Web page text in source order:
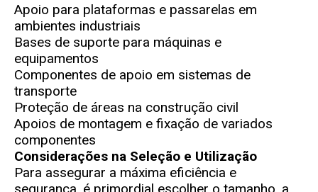
Apoio para plataformas e passarelas em
ambientes industriais
Bases de suporte para máquinas e
equipamentos
Componentes de apoio em sistemas de
transporte
Proteção de áreas na construção civil
Apoios de montagem e fixação de variados
componentes
Considerações na Seleção e Utilização
Para assegurar a máxima eficiência e
segurança, é primordial escolher o tamanho, a